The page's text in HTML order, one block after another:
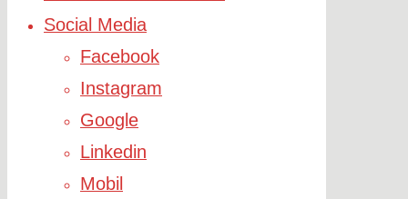
Social Media
Facebook
Instagram
Google
Linkedin
Mobil